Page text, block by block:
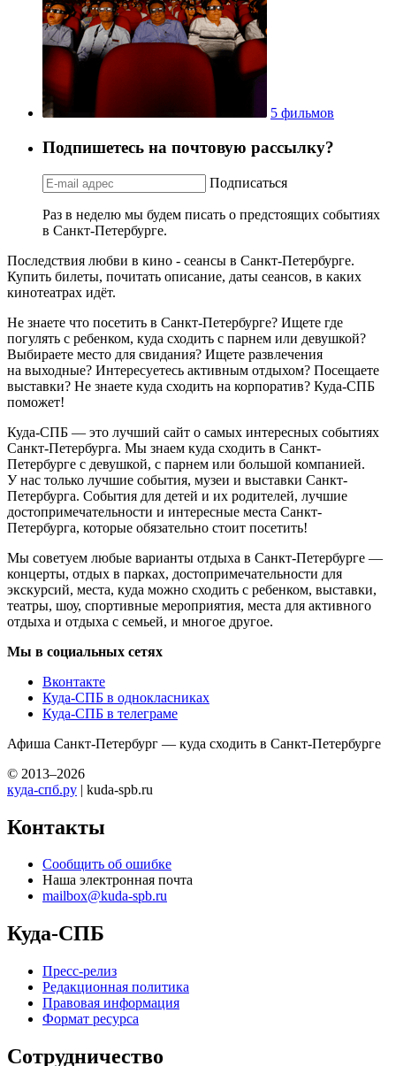
5 фильмов
Подпишетесь на почтовую рассылку?
Подписаться
Раз в неделю мы будем писать о предстоящих событиях
в Санкт-Петербурге.
Последствия любви в кино - сеансы в Санкт-Петербурге.
Купить билеты, почитать описание, даты сеансов, в каких
кинотеатрах идёт.
Не знаете что посетить в Санкт-Петербурге? Ищете где
погулять с ребенком, куда сходить с парнем или девушкой?
Выбираете место для свидания? Ищете развлечения
на выходные? Интересуетесь активным отдыхом? Посещаете
выставки? Не знаете куда сходить на корпоратив? Куда-СПБ
поможет!
Куда-СПБ — это лучший сайт о самых интересных событиях
Санкт-Петербурга. Мы знаем куда сходить в Санкт-
Петербурге с девушкой, с парнем или большой компанией.
У нас только лучшие события, музеи и выставки Санкт-
Петербурга. События для детей и их родителей, лучшие
достопримечательности и интересные места Санкт-
Петербурга, которые обязательно стоит посетить!
Мы советуем любые варианты отдыха в Санкт-Петербурге —
концерты, отдых в парках, достопримечательности для
экскурсий, места, куда можно сходить с ребенком, выставки,
театры, шоу, спортивные мероприятия, места для активного
отдыха и отдыха с семьей, и многое другое.
Мы в социальных сетях
Вконтакте
Куда-СПБ в однокласниках
Куда-СПБ в телеграме
Афиша Санкт-Петербург — куда сходить в Санкт-Петербурге
© 2013–2026
куда-спб.ру | kuda-spb.ru
Контакты
Сообщить об ошибке
Наша электронная почта
mailbox@kuda-spb.ru
Куда-СПБ
Пресс-релиз
Редакционная политика
Правовая информация
Формат ресурса
Сотрудничество